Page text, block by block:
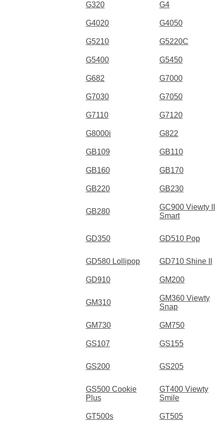
G320 G4
G4020 G4050
G5210 G5220C
G5400 G5450
G682 G7000
G7030 G7050
G7110 G7120
G8000i G822
GB109 GB110
GB160 GB170
GB220 GB230
GB280
GC900 Viewty II
Smart
GD350 GD510 Pop
GD580 Lollipop GD710 Shine II
GD910 GM200
GM310
GM360 Viewty
Snap
GM730 GM750
GS107 GS155
GS200 GS205
GS500 Cookie
Plus
GT400 Viewty
Smile
GT500s GT505